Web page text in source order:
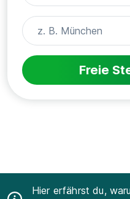
Freie
Hier erfährst du,